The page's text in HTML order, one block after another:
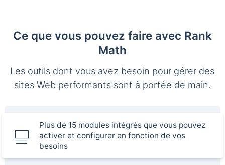
Ce que vous pouvez faire avec Rank
Math
Les outils dont vous avez besoin pour gérer des
sites Web performants sont à portée de main.
Plus de 15 modules intégrés que vous pouvez
activer et configurer en fonction de vos
besoins